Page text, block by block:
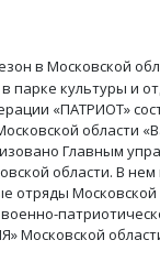
в Московской
в парке культуры и
«ПАТРИОТ»
области
Главным
области. В нем
отряды Московской
Московской